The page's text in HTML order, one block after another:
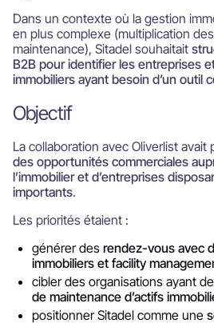
Dans un contexte où la gestion
en plus complexe (multiplication
maintenance), Sitadel souhaitait
B2B pour identifier les entreprises
immobiliers ayant besoin d’un outil
Objectif
La collaboration avec Oliverlist avait
des opportunités commerciales
l’immobilier et d’entreprises
importants.
Les priorités étaient :
générer des rendez-vous avec
immobiliers et facility
cibler des organisations ayant
de maintenance d’actifs
positionner Sitadel comme une